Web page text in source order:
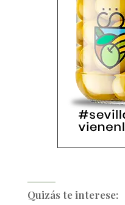
Quizás te interese: